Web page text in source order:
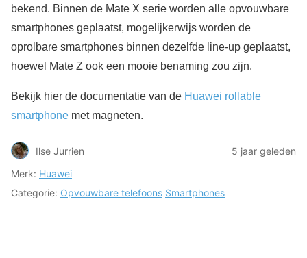
bekend. Binnen de Mate X serie worden alle opvouwbare
smartphones geplaatst, mogelijkerwijs worden de
oprolbare smartphones binnen dezelfde line-up geplaatst,
hoewel Mate Z ook een mooie benaming zou zijn.
Bekijk hier de documentatie van de Huawei rollable
smartphone met magneten.
Ilse Jurrien
5 jaar geleden
Merk: Huawei
Categorie: Opvouwbare telefoons Smartphones